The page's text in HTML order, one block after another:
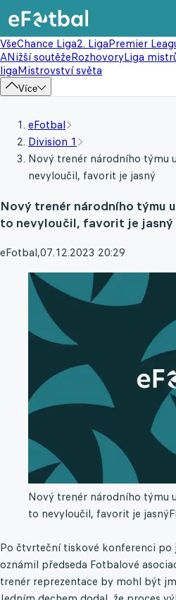
VšeChance Liga2. LigaPremier
ANižší soutěžeRozhovoryLiga
ligaMistrovství světa
Více
eFotbal
Division 1
Nový trenér národního týmu
nevyloučil, favorit je jasný
Nový trenér národního týmu
to nevyloučil, favorit je jasný
eFotbal,07.12.2023 20:29
Nový trenér národního týmu
to nevyloučil, favorit je jasný
Po čtvrteční tiskové konferenci po
oznámil předseda Fotbalové
trenér reprezentace by mohl být